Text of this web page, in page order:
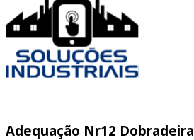
Adequação Nr12 Dobradeira